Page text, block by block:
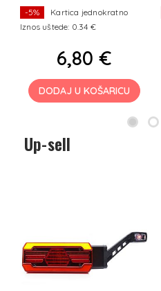
-5%
Kartica jednokratno
Iznos uštede: 0.34 €
6,80 €
DODAJ U KOŠARICU
Up-sell